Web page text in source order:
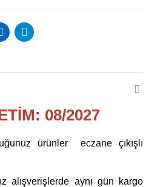
08/2027
ürünler eczane çıkışlı
alışverişlerde aynı gün kargo